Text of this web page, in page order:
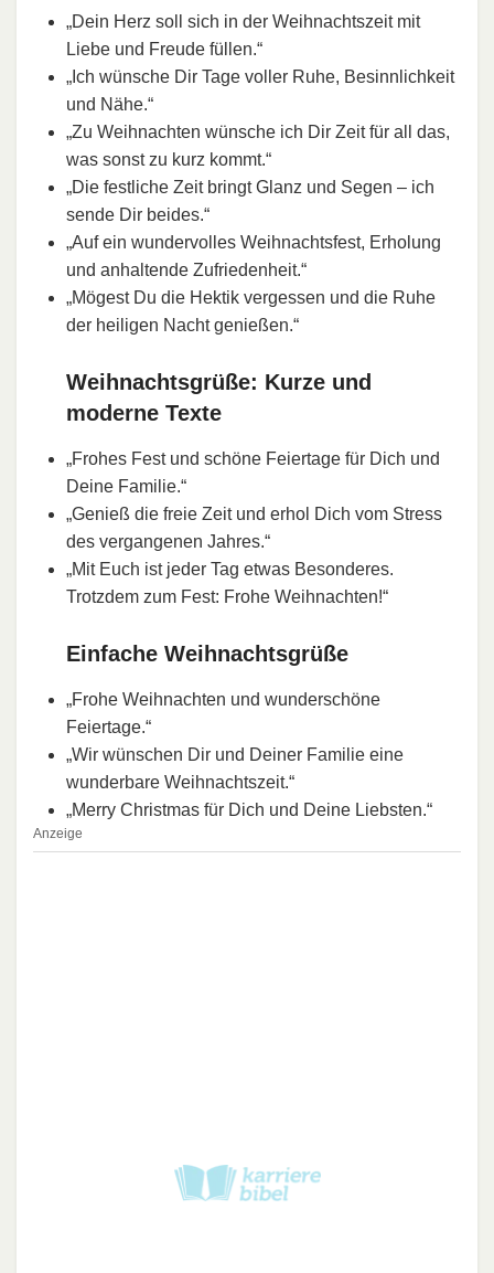
„Dein Herz soll sich in der Weihnachtszeit mit
Liebe und Freude füllen.“
„Ich wünsche Dir Tage voller Ruhe, Besinnlichkeit
und Nähe.“
„Zu Weihnachten wünsche ich Dir Zeit für all das,
was sonst zu kurz kommt.“
„Die festliche Zeit bringt Glanz und Segen – ich
sende Dir beides.“
„Auf ein wundervolles Weihnachtsfest, Erholung
und anhaltende Zufriedenheit.“
„Mögest Du die Hektik vergessen und die Ruhe
der heiligen Nacht genießen.“
Weihnachtsgrüße: Kurze und
moderne Texte
„Frohes Fest und schöne Feiertage für Dich und
Deine Familie.“
„Genieß die freie Zeit und erhol Dich vom Stress
des vergangenen Jahres.“
„Mit Euch ist jeder Tag etwas Besonderes.
Trotzdem zum Fest: Frohe Weihnachten!“
Einfache Weihnachtsgrüße
„Frohe Weihnachten und wunderschöne
Feiertage.“
„Wir wünschen Dir und Deiner Familie eine
wunderbare Weihnachtszeit.“
„Merry Christmas für Dich und Deine Liebsten.“
Anzeige